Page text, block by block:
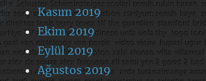
Kasım 2019
Ekim 2019
Eylül 2019
Ağustos 2019